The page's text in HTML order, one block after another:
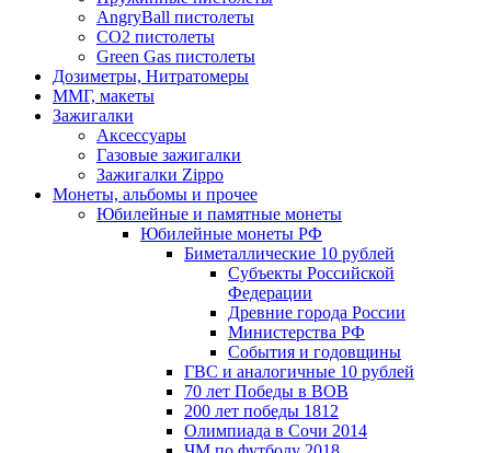
AngryBall пистолеты
CO2 пистолеты
Green Gas пистолеты
Дозиметры, Нитратомеры
ММГ, макеты
Зажигалки
Аксессуары
Газовые зажигалки
Зажигалки Zippo
Монеты, альбомы и прочее
Юбилейные и памятные монеты
Юбилейные монеты РФ
Биметаллические 10 рублей
Субъекты Российской
Федерации
Древние города России
Министерства РФ
События и годовщины
ГВС и аналогичные 10 рублей
70 лет Победы в ВОВ
200 лет победы 1812
Олимпиада в Сочи 2014